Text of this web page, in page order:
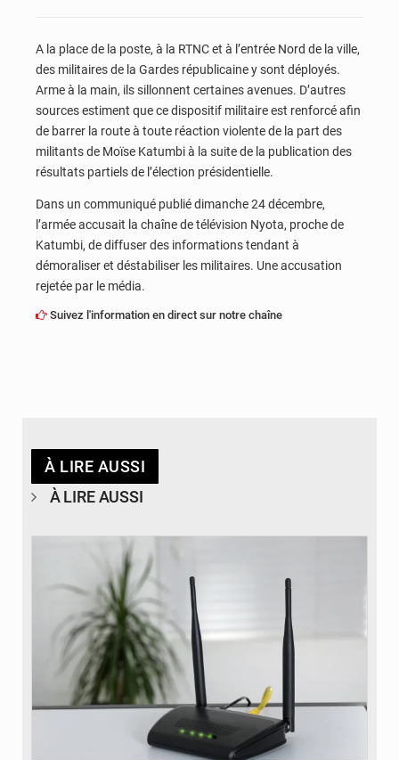
A la place de la poste, à la RTNC et à l’entrée Nord de la ville,
des militaires de la Gardes républicaine y sont déployés.
Arme à la main, ils sillonnent certaines avenues. D’autres
sources estiment que ce dispositif militaire est renforcé afin
de barrer la route à toute réaction violente de la part des
militants de Moïse Katumbi à la suite de la publication des
résultats partiels de l’élection présidentielle.
Dans un communiqué publié dimanche 24 décembre,
l’armée accusait la chaîne de télévision Nyota, proche de
Katumbi, de diffuser des informations tendant à
démoraliser et déstabiliser les militaires. Une accusation
rejetée par le média.
Suivez l'information en direct sur notre chaîne
À LIRE AUSSI
À LIRE AUSSI